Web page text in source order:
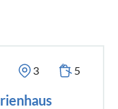
3 5